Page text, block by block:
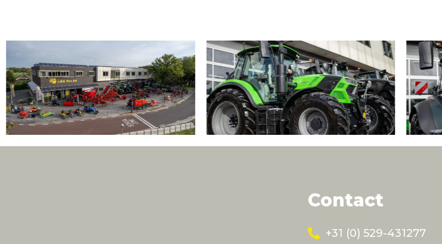
Contact
+31 (0) 529-431277